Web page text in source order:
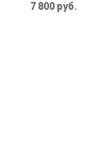
7 800 руб.